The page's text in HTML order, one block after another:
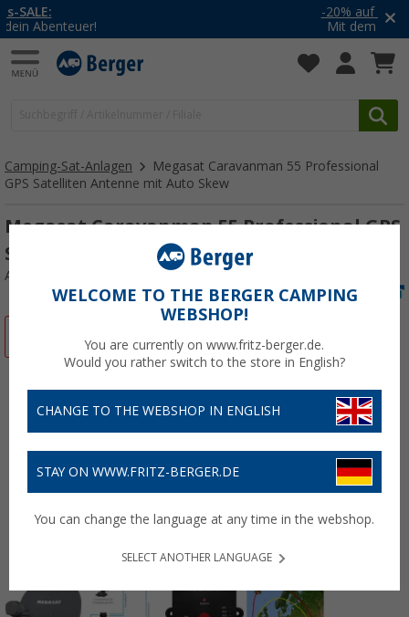
Camping-Sat-Anlagen
Megasat Caravanman 55 Professional
GPS Satelliten Antenne mit Auto Skew
Megasat Caravanman 55 Professional GPS
Satelliten Antenne mit Auto Skew graphit
Art.-Nr.: 723414
WELCOME TO THE BERGER CAMPING
WEBSHOP!
You are currently on www.fritz-berger.de.
Would you rather switch to the store in English?
CHANGE TO THE WEBSHOP IN ENGLISH
STAY ON WWW.FRITZ-BERGER.DE
You can change the language at any time in the webshop.
SELECT ANOTHER LANGUAGE